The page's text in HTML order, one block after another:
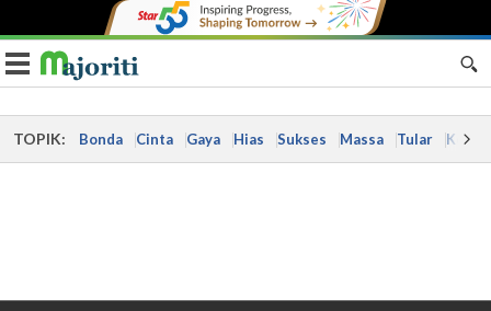
Toggle navigation
TOPIK: Bonda Cinta Gaya Hias Sukses Massa Tular Kes